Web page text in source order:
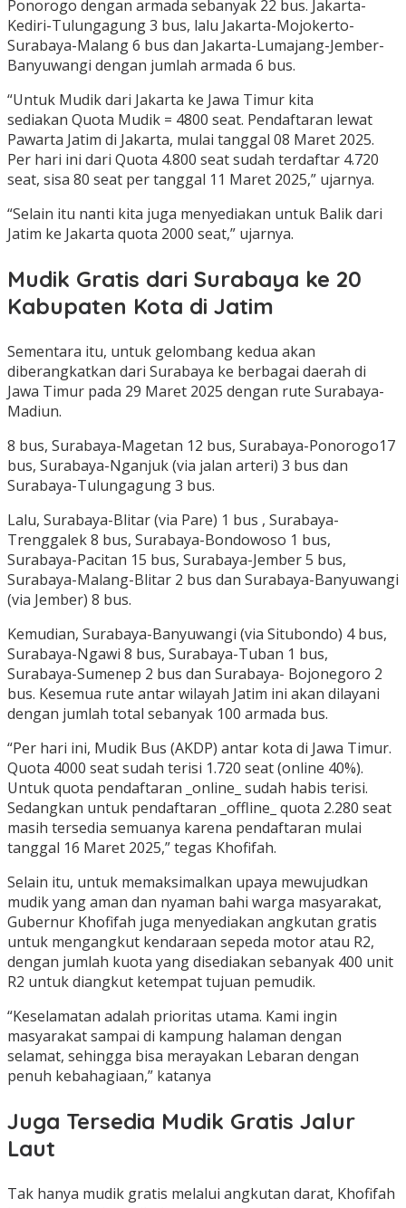
Ponorogo dengan armada sebanyak 22 bus. Jakarta-
Kediri-Tulungagung 3 bus, lalu Jakarta-Mojokerto-
Surabaya-Malang 6 bus dan Jakarta-Lumajang-Jember-
Banyuwangi dengan jumlah armada 6 bus.
“Untuk Mudik dari Jakarta ke Jawa Timur kita
sediakan Quota Mudik = 4800 seat. Pendaftaran lewat
Pawarta Jatim di Jakarta, mulai tanggal 08 Maret 2025.
Per hari ini dari Quota 4.800 seat sudah terdaftar 4.720
seat, sisa 80 seat per tanggal 11 Maret 2025,” ujarnya.
“Selain itu nanti kita juga menyediakan untuk Balik dari
Jatim ke Jakarta quota 2000 seat,” ujarnya.
Mudik Gratis dari Surabaya ke 20
Kabupaten Kota di Jatim
Sementara itu, untuk gelombang kedua akan
diberangkatkan dari Surabaya ke berbagai daerah di
Jawa Timur pada 29 Maret 2025 dengan rute Surabaya-
Madiun.
8 bus, Surabaya-Magetan 12 bus, Surabaya-Ponorogo17
bus, Surabaya-Nganjuk (via jalan arteri) 3 bus dan
Surabaya-Tulungagung 3 bus.
Lalu, Surabaya-Blitar (via Pare) 1 bus , Surabaya-
Trenggalek 8 bus, Surabaya-Bondowoso 1 bus,
Surabaya-Pacitan 15 bus, Surabaya-Jember 5 bus,
Surabaya-Malang-Blitar 2 bus dan Surabaya-Banyuwangi
(via Jember) 8 bus.
Kemudian, Surabaya-Banyuwangi (via Situbondo) 4 bus,
Surabaya-Ngawi 8 bus, Surabaya-Tuban 1 bus,
Surabaya-Sumenep 2 bus dan Surabaya- Bojonegoro 2
bus. Kesemua rute antar wilayah Jatim ini akan dilayani
dengan jumlah total sebanyak 100 armada bus.
“Per hari ini, Mudik Bus (AKDP) antar kota di Jawa Timur.
Quota 4000 seat sudah terisi 1.720 seat (online 40%).
Untuk quota pendaftaran _online_ sudah habis terisi.
Sedangkan untuk pendaftaran _offline_ quota 2.280 seat
masih tersedia semuanya karena pendaftaran mulai
tanggal 16 Maret 2025,” tegas Khofifah.
Selain itu, untuk memaksimalkan upaya mewujudkan
mudik yang aman dan nyaman bahi warga masyarakat,
Gubernur Khofifah juga menyediakan angkutan gratis
untuk mengangkut kendaraan sepeda motor atau R2,
dengan jumlah kuota yang disediakan sebanyak 400 unit
R2 untuk diangkut ketempat tujuan pemudik.
“Keselamatan adalah prioritas utama. Kami ingin
masyarakat sampai di kampung halaman dengan
selamat, sehingga bisa merayakan Lebaran dengan
penuh kebahagiaan,” katanya
Juga Tersedia Mudik Gratis Jalur
Laut
Tak hanya mudik gratis melalui angkutan darat, Khofifah